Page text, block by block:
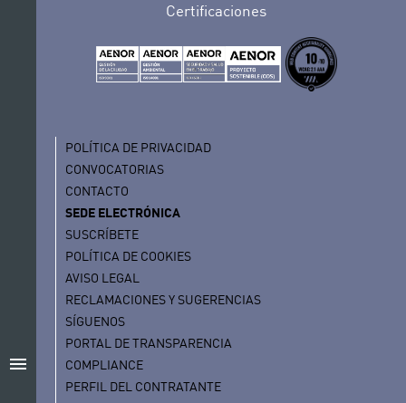
menu
Certificaciones
POLÍTICA DE PRIVACIDAD
CONVOCATORIAS
CONTACTO
SEDE ELECTRÓNICA
SUSCRÍBETE
POLÍTICA DE COOKIES
AVISO LEGAL
RECLAMACIONES Y SUGERENCIAS
SÍGUENOS
PORTAL DE TRANSPARENCIA
COMPLIANCE
PERFIL DEL CONTRATANTE